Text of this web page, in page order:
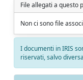
File allegati a questo
Non ci sono file
I documenti in IRIS
riservati, salvo